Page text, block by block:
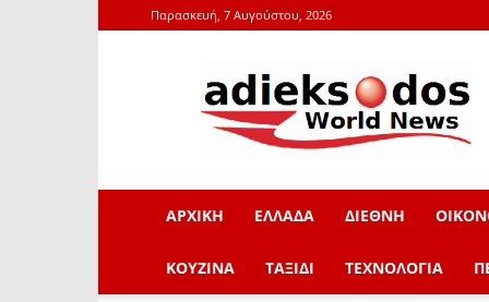
Παρασκευή, 7 Αυγούστου, 2026
adieksodos.gr
ΑΡΧΙΚΗ ΕΛΛΑΔΑ ΔΙΕΘΝΗ
ΚΟΥΖΙΝΑ ΤΑΞΙΔΙ ΤΕΧΝΟΛΟΓΙΑ